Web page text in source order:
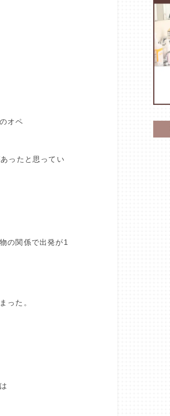
オペ
ったと思ってい
の関係で出発が1
った。